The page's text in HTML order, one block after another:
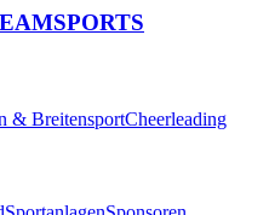
& BreitensportCheerleading